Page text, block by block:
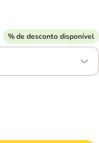
% de desconto disponível